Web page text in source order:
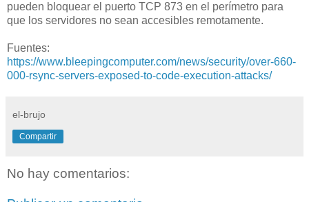
pueden bloquear el puerto TCP 873 en el perímetro para
que los servidores no sean accesibles remotamente.
Fuentes:
https://www.bleepingcomputer.com/news/security/over-660-
000-rsync-servers-exposed-to-code-execution-attacks/
el-brujo
Compartir
No hay comentarios: